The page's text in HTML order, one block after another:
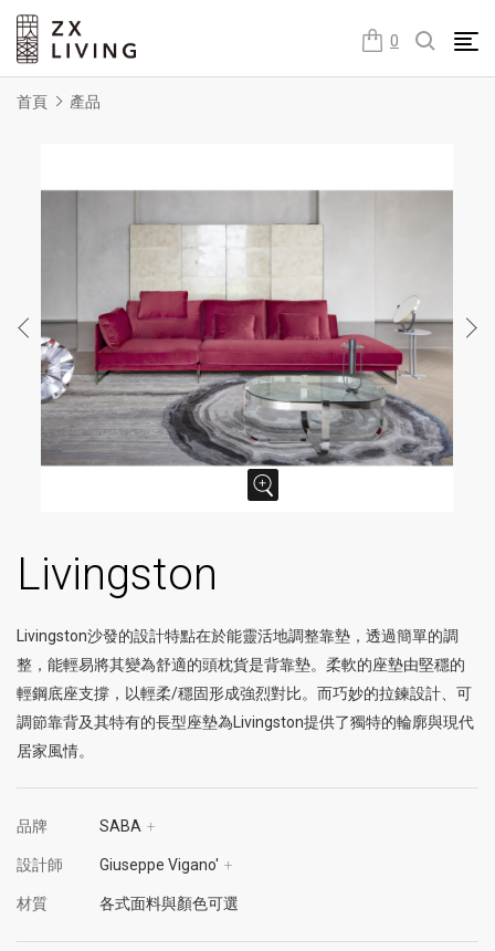
0
朕璽國際ZX LIVING官方網站
首頁 產品
Livingston
Livingston沙發的設計特點在於能靈活地調整靠墊，透過簡單的調
整，能輕易將其變為舒適的頭枕貨是背靠墊。柔軟的座墊由堅穩的
輕鋼底座支撐，以輕柔/穩固形成強烈對比。而巧妙的拉鍊設計、可
調節靠背及其特有的長型座墊為Livingston提供了獨特的輪廓與現代
居家風情。
品牌 SABA +
設計師 Giuseppe Vigano' +
材質 各式面料與顏色可選